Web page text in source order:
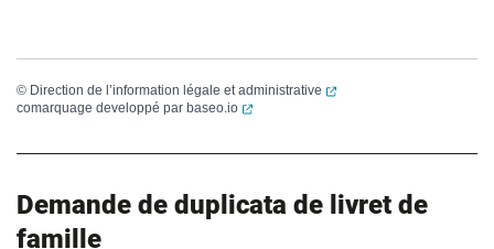
© Direction de l’information légale et administrative
(ouverture dans un
comarquage developpé par baseo.io (ouverture dans un nouvel onglet)
Demande de duplicata de livret de
famille